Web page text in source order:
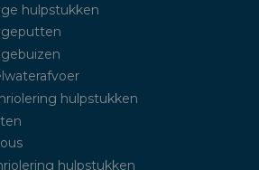
hulpstukken
hulpstukken
hulpstukken